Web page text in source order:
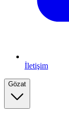
İletişim
Gözat